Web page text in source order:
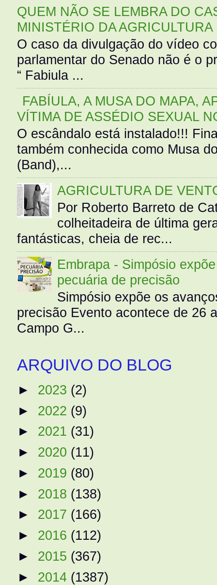
QUEM NÃO SE LEMBRA DO
MINISTÉRIO DA AGRICULTURA
O caso da divulgação do vídeo
parlamentar do Senado não é o
“ Fabiula ...
FABÍULA, A MUSA DO MAPA,
VÍTIMA DE ASSÉDIO SEXUAL
O escândalo está instalado!!!
também conhecida como Musa
(Band),...
AGRICULTURA DE
Por Roberto Barreto de
colheitadeira de última
fantásticas, cheia de rec...
Embrapa - Simpósio
pecuária de precisão
Simpósio expõe os
precisão Evento acontece de 26
Campo G...
ARQUIVO DO BLOG
► 2023 (2)
► 2022 (9)
► 2021 (31)
► 2020 (11)
► 2019 (80)
► 2018 (138)
► 2017 (166)
► 2016 (112)
► 2015 (367)
► 2014 (1387)